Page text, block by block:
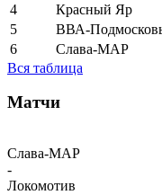
4
Красный Яр
5
ВВА-
6
Слава-МАР
Вся таблица
Матчи
Слава-МАР
-
Локомотив